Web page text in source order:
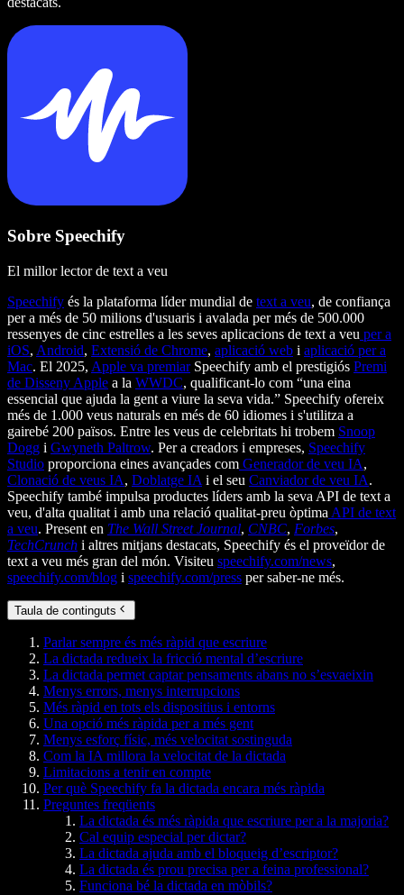
Sobre Speechify
El millor lector de text a veu
Speechify és la plataforma líder mundial de text a veu, de confiança
per a més de 50 milions d'usuaris i avalada per més de 500.000
ressenyes de cinc estrelles a les seves aplicacions de text a veu per a
iOS, Android, Extensió de Chrome, aplicació web i aplicació per a
Mac. El 2025, Apple va premiarSpeechify amb el prestigiós Premi
de Disseny Apple a la WWDC, qualificant-lo com “una eina
essencial que ajuda la gent a viure la seva vida.” Speechify ofereix
més de 1.000 veus naturals en més de 60 idiomes i s'utilitza a
gairebé 200 països. Entre les veus de celebritats hi trobem Snoop
Dogg i Gwyneth Paltrow. Per a creadors i empreses, Speechify
Studio proporciona eines avançades com Generador de veu IA,
Clonació de veus IA, Doblatge IA i el seu Canviador de veu IA.
Speechify també impulsa productes líders amb la seva API de text a
veu, d'alta qualitat i amb una relació qualitat-preu òptima API de text
a veu. Present en The Wall Street Journal, CNBC, Forbes,
TechCrunch i altres mitjans destacats, Speechify és el proveïdor de
text a veu més gran del món. Visiteu speechify.com/news,
speechify.com/blog i speechify.com/press per saber-ne més.
Taula de continguts
Parlar sempre és més ràpid que escriure
La dictada redueix la fricció mental d’escriure
La dictada permet captar pensaments abans no s’esvaeixin
Menys errors, menys interrupcions
Més ràpid en tots els dispositius i entorns
Una opció més ràpida per a més gent
Menys esforç físic, més velocitat sostinguda
Com la IA millora la velocitat de la dictada
Limitacions a tenir en compte
Per què Speechify fa la dictada encara més ràpida
Preguntes freqüents
La dictada és més ràpida que escriure per a la majoria?
Cal equip especial per dictar?
La dictada ajuda amb el bloqueig d’escriptor?
La dictada és prou precisa per a feina professional?
Funciona bé la dictada en mòbils?